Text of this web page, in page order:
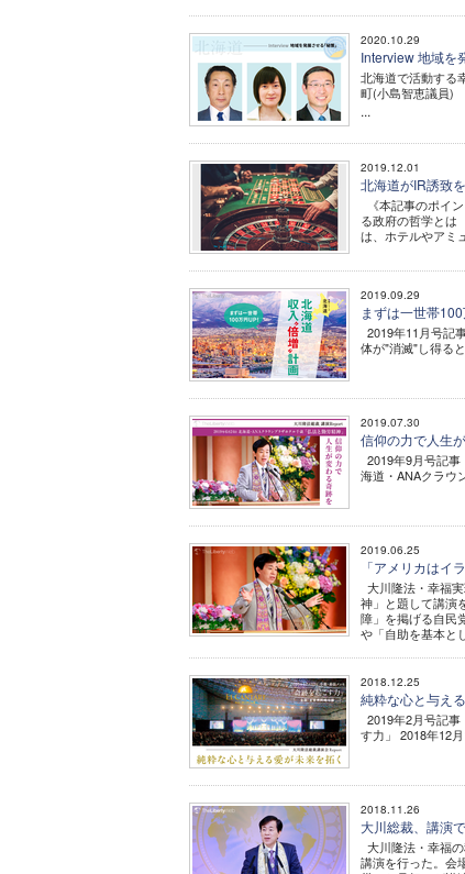
2020.10.29
Interview 地域を
北海道で活動する
町(小島智恵議員)
...
2019.12.01
北海道がIR誘致
《本記事のポイ
る政府の哲学とは
は、ホテルやアミ
2019.09.29
まずは一世帯
2019年11月号記
体が"消滅"し得る
2019.07.30
信仰の力で人生
2019年9月号記
海道・ANAクラウ
2019.06.25
「アメリカはイ
大川隆法・幸福
神」と題して講演
障」を掲げる自民
や「自助を基本と
2018.12.25
純粋な心と与え
2019年2月号記
す力」 2018年12
2018.11.26
大川総裁、講演
大川隆法・幸福
講演を行った。会